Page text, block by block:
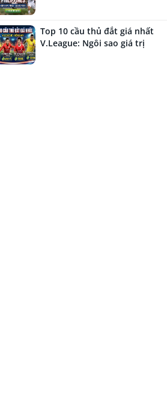
Top 10 cầu thủ đắt giá nhất
V.League: Ngôi sao giá trị